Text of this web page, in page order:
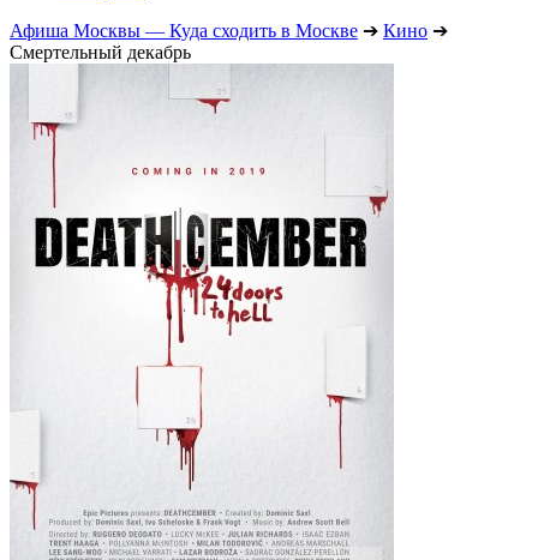
Афиша Москвы — Куда сходить в Москве ➔ Кино ➔
Смертельный декабрь